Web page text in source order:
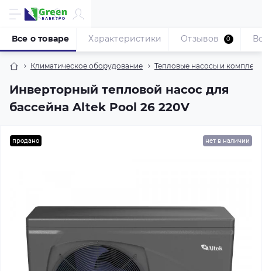
Климатическое оборудование Тепловые насосы и
Инверторный тепловой насос для
бассейна Altek Pool 26 220V
Все о товаре Характеристики Отзывов 0
продано нет в наличии